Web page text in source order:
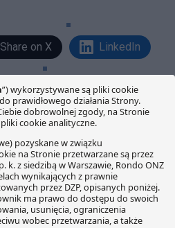
Share on X LinkedIn
Email Copy Link